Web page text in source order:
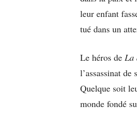
leur enfant
tué dans un
Le héros de La
l’assassinat
Quelque soit
monde fondé